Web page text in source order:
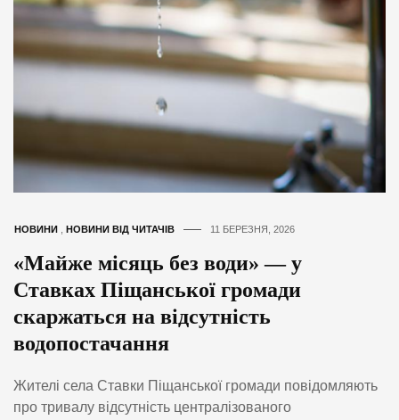
НОВИНИ НОВИНИ ВІД ЧИТАЧІВ 11 БЕРЕЗНЯ, 2026
«Майже місяць без води» — у
Ставках Піщанської громади
скаржаться на відсутність
водопостачання
Жителі села Ставки Піщанської громади повідомляють
про тривалу відсутність централізованого